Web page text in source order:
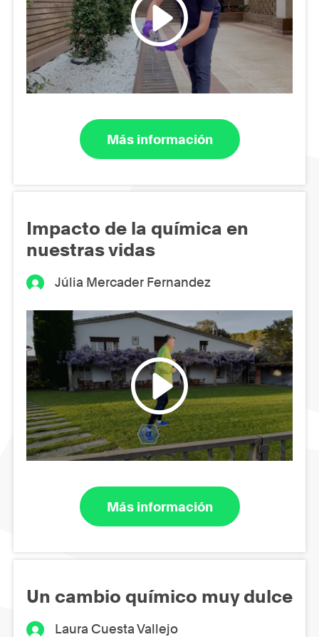
Más información
Impacto de la química en
nuestras vidas
Júlia Mercader Fernandez
Más información
Un cambio químico muy dulce
Laura Cuesta Vallejo